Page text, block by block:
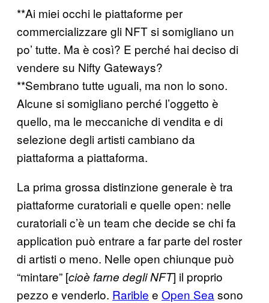
**Ai miei occhi le piattaforme per
commercializzare gli NFT si somigliano un
po’ tutte. Ma è così? E perché hai deciso di
vendere su Nifty Gateways?
**Sembrano tutte uguali, ma non lo sono.
Alcune si somigliano perché l’oggetto è
quello, ma le meccaniche di vendita e di
selezione degli artisti cambiano da
piattaforma a piattaforma.
La prima grossa distinzione generale è tra
piattaforme curatoriali e quelle open: nelle
curatoriali c’è un team che decide se chi fa
application può entrare a far parte del roster
di artisti o meno. Nelle open chiunque può
“mintare” [cioè farne degli NFT] il proprio
pezzo e venderlo. Rarible e Open Sea sono